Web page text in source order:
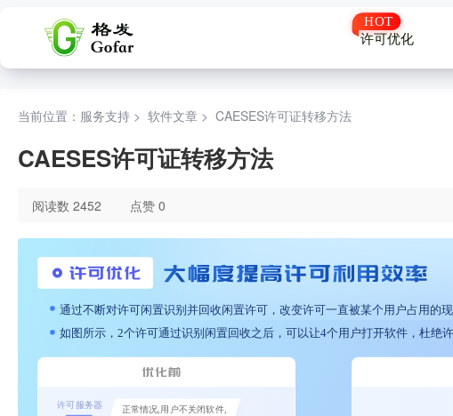
许可优化
当前位置：服务支持 > 软件文章 > CAESES许可证转移方法
CAESES许可证转移方法
阅读数 2452 点赞 0